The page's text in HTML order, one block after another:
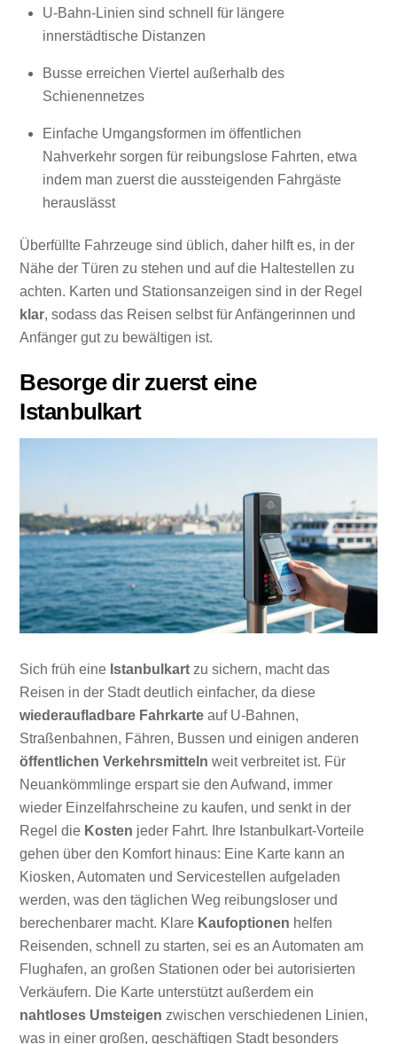
U-Bahn-Linien sind schnell für längere
innerstädtische Distanzen
Busse erreichen Viertel außerhalb des
Schienennetzes
Einfache Umgangsformen im öffentlichen
Nahverkehr sorgen für reibungslose Fahrten, etwa
indem man zuerst die aussteigenden Fahrgäste
herauslässt
Überfüllte Fahrzeuge sind üblich, daher hilft es, in der
Nähe der Türen zu stehen und auf die Haltestellen zu
achten. Karten und Stationsanzeigen sind in der Regel
klar, sodass das Reisen selbst für Anfängerinnen und
Anfänger gut zu bewältigen ist.
Besorge dir zuerst eine
Istanbulkart
Sich früh eine Istanbulkart zu sichern, macht das
Reisen in der Stadt deutlich einfacher, da diese
wiederaufladbare Fahrkarte auf U-Bahnen,
Straßenbahnen, Fähren, Bussen und einigen anderen
öffentlichen Verkehrsmitteln weit verbreitet ist. Für
Neuankömmlinge erspart sie den Aufwand, immer
wieder Einzelfahrscheine zu kaufen, und senkt in der
Regel die Kosten jeder Fahrt. Ihre Istanbulkart-Vorteile
gehen über den Komfort hinaus: Eine Karte kann an
Kiosken, Automaten und Servicestellen aufgeladen
werden, was den täglichen Weg reibungsloser und
berechenbarer macht. Klare Kaufoptionen helfen
Reisenden, schnell zu starten, sei es an Automaten am
Flughafen, an großen Stationen oder bei autorisierten
Verkäufern. Die Karte unterstützt außerdem ein
nahtloses Umsteigen zwischen verschiedenen Linien,
was in einer großen, geschäftigen Stadt besonders